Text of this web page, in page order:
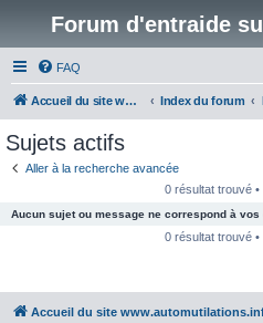
Forum d'entraide
FAQ
Accueil du site www.automutilations.info Index du forum
Sujets actifs
Aller à la recherche avancée
0 résultat trouvé •
Aucun sujet ou message ne correspond à
0 résultat trouvé •
Accueil du site